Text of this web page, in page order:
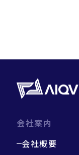
会社案内
会社概要